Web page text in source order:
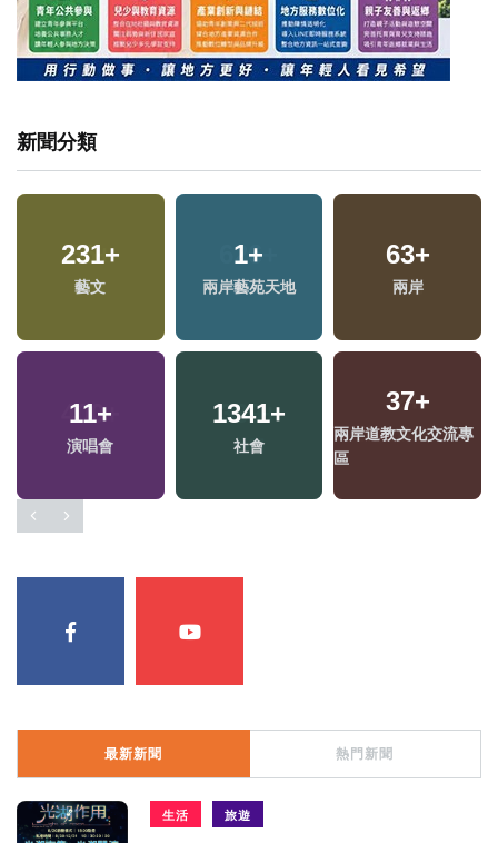
新聞分類
66+
美食
626
綜合
15+
評論
400+
旅遊
339+
熱門
2+
福建林公信俗文化專
區
最新新聞 熱門新聞
生活 旅遊